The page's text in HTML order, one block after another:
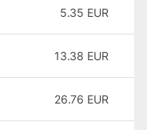
5.35 EUR
13.38 EUR
26.76 EUR